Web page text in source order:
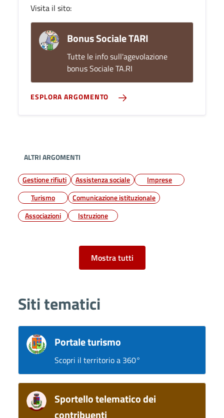
Visita il sito:
Bonus Sociale TARI
Tutte le info sull'agevolazione
bonus Sociale TA.RI
ESPLORA ARGOMENTO
ALTRI ARGOMENTI
Gestione rifiuti Assistenza sociale
Imprese
Turismo
Comunicazione istituzionale
Associazioni
Istruzione
Mostra tutti
Siti tematici
Portale turismo
Scopri il territorio a 360°
Sportello telematico dei
contribuenti